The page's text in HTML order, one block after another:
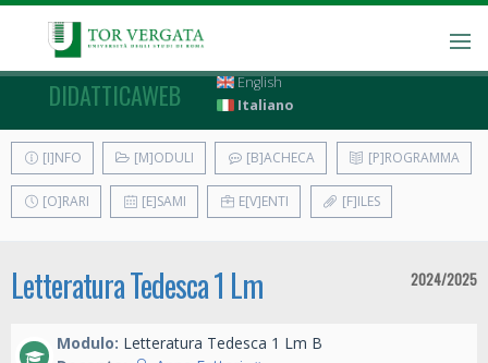
DIDATTICAWEB
English
Italiano
[I]NFO [M]ODULI [B]ACHECA [P]ROGRAMMA
[O]RARI [E]SAMI E[V]ENTI [F]ILES
Letteratura Tedesca 1 Lm 2024/2025
Modulo: Letteratura Tedesca 1 Lm B